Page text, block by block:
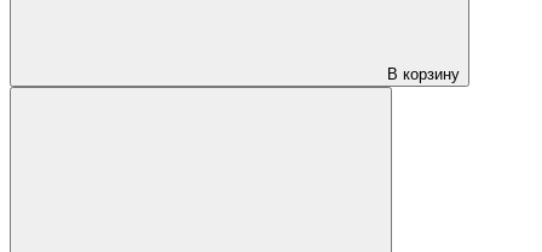
В корзину